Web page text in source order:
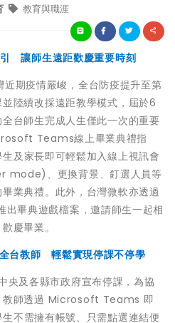
教育與職涯
讓師生遠距歡慶重要時刻
期疫情嚴峻，全台防疫提升至第
陸續改採遠距教學模式，屆於6
台師生完成人生僅此一次的重要
Teams線上畢業典禮指
及家長即可輕鬆加入線上視訊會
mode)、更換背景、釘選人員等
業典禮。此外，台灣微軟亦透過
畢典遊戲檔案，邀請師生一起相
慶畢業。
教師 輕鬆實現停課不停學
央及各縣市政府宣布停課，為協
教師透過 Microsoft Teams 即
生不需擁有帳號、只需點選連結便